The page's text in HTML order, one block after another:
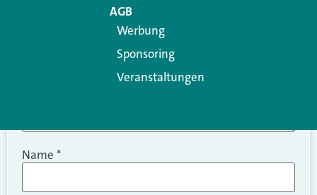
Name *
AGB
Werbung
Sponsoring
Veranstaltungen